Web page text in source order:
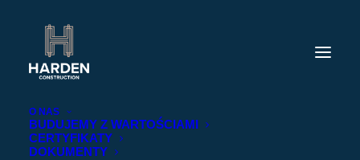
O NAS
BUDUJEMY Z WARTOŚCIAMI
CERTYFIKATY
DOKUMENTY